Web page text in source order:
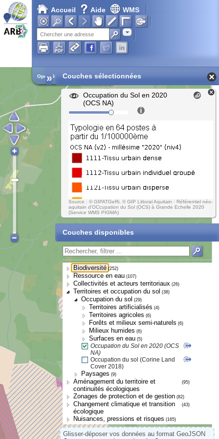
Accueil Aide WMS
Adresse
Open Street Map
» Couches sélectionnées
Occupation du Sol en 2020
(OCS NA)
Source : © GIPATGeRi, © GIP Littoral Aquitain : Référentiel néo-
aquitain d'OCcupation du Sol (OCS) à Grande Echelle 2020
(Service WMS PIGMA)
Couches disponibles
Biodiversité (252)
Ressource en eau (107)
Collectivités et acteurs territoriaux (26)
Territoires et occupation du sol (38)
Occupation du sol (29)
Territoires artificialisés (4)
Territoires agricoles (6)
Forêts et milieux semi-naturels (6)
Milieux humides (6)
Surfaces en eau (5)
Occupation du Sol en 2020 (OCS
NA)
Occupation du sol (Corine Land
Cover 2018)
Paysages (9)
Aménagement du territoire et
continuités écologiques
(95)
Zonages de protection et de gestion (82)
Changement climatique et transition
écologique
(43)
Nuisances, pressions et risques (165)
Glisser-déposer vos données au format GeoJSON